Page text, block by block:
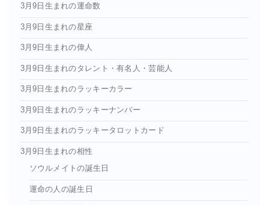
3月9日生まれの運命数
3月9日生まれの星座
3月9日生まれの偉人
3月9日生まれのタレント・有名人・芸能人
3月9日生まれのラッキーカラー
3月9日生まれのラッキーナンバー
3月9日生まれのラッキータロットカード
3月9日生まれの相性
ソウルメイトの誕生日
運命の人の誕生日